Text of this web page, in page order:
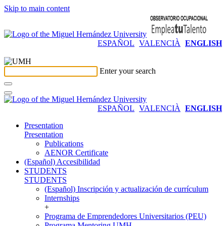
Skip to main content
ESPAÑOL VALENCIÀ ENGLISH
Enter your search
ESPAÑOL VALENCIÀ ENGLISH
Presentation
Presentation
Publications
AENOR Certificate
(Español) Accesibilidad
STUDENTS
STUDENTS
(Español) Inscripción y actualización de currículum
Internships
+
Programa de Emprendedores Universitarios (PEU)